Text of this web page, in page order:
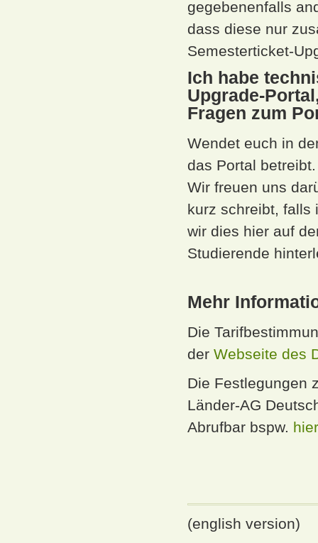
gegebenenfalls
dass diese nur
Semesterticket-
Ich habe
Upgrade-
Fragen zum
Wendet euch in
das Portal
Wir freuen uns
kurz schreibt, falls
wir dies hier auf
Studierende
Mehr
Die
der Webseite des
Die Festlegungen
Länder-AG
Abrufbar bspw. hier
(english version)